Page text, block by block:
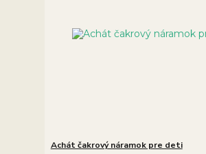
Achát čakrový náramok pre deti